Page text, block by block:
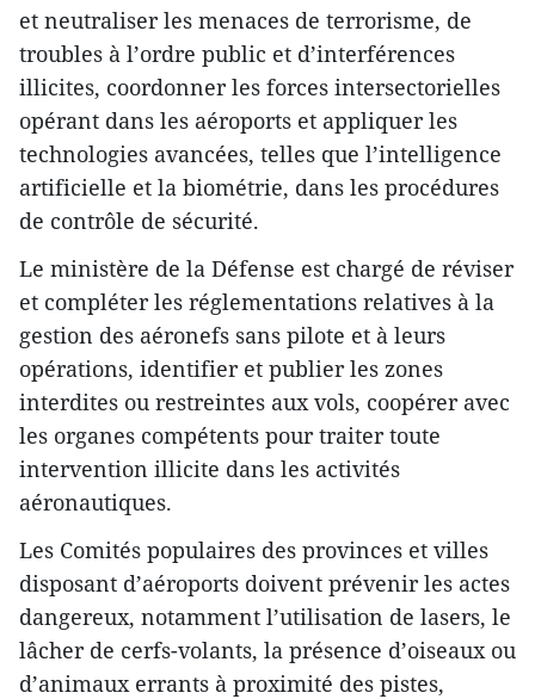
et neutraliser les menaces de terrorisme, de
troubles à l’ordre public et d’interférences
illicites, coordonner les forces intersectorielles
opérant dans les aéroports et appliquer les
technologies avancées, telles que l’intelligence
artificielle et la biométrie, dans les procédures
de contrôle de sécurité.
Le ministère de la Défense est chargé de réviser
et compléter les réglementations relatives à la
gestion des aéronefs sans pilote et à leurs
opérations, identifier et publier les zones
interdites ou restreintes aux vols, coopérer avec
les organes compétents pour traiter toute
intervention illicite dans les activités
aéronautiques.
Les Comités populaires des provinces et villes
disposant d’aéroports doivent prévenir les actes
dangereux, notamment l’utilisation de lasers, le
lâcher de cerfs-volants, la présence d’oiseaux ou
d’animaux errants à proximité des pistes,